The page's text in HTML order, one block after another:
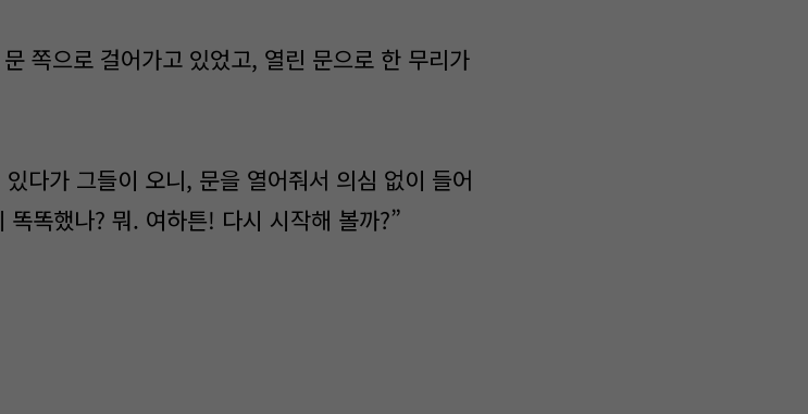
쪽으로 걸어가고 있었고, 열린 문으로 한 무리가
다가 그들이 오니, 문을 열어줘서 의심 없이 들어
똑했나? 뭐. 여하튼! 다시 시작해 볼까?”